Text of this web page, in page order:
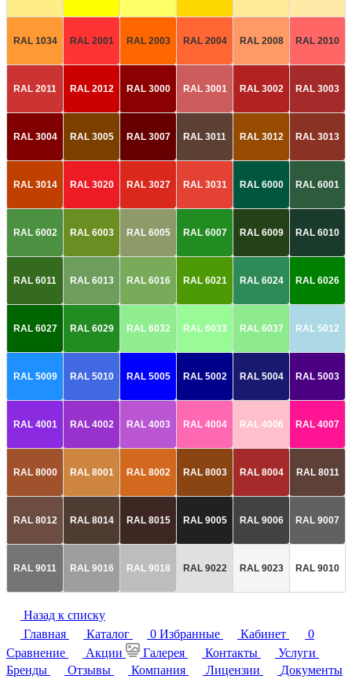
RAL 1034 RAL 2001 RAL 2003 RAL 2004 RAL 2008 RAL 2010
RAL 2011 RAL 2012 RAL 3000 RAL 3001 RAL 3002 RAL 3003
RAL 3004 RAL 3005 RAL 3007 RAL 3011 RAL 3012 RAL 3013
RAL 3014 RAL 3020 RAL 3027 RAL 3031 RAL 6000 RAL 6001
RAL 6002 RAL 6003 RAL 6005 RAL 6007 RAL 6009 RAL 6010
RAL 6011 RAL 6013 RAL 6016 RAL 6021 RAL 6024 RAL 6026
RAL 6027 RAL 6029 RAL 6032 RAL 6033 RAL 6037 RAL 5012
RAL 5009 RAL 5010 RAL 5005 RAL 5002 RAL 5004 RAL 5003
RAL 4001 RAL 4002 RAL 4003 RAL 4004 RAL 4006 RAL 4007
RAL 8000 RAL 8001 RAL 8002 RAL 8003 RAL 8004 RAL 8011
RAL 8012 RAL 8014 RAL 8015 RAL 9005 RAL 9006 RAL 9007
RAL 9011 RAL 9016 RAL 9018 RAL 9022 RAL 9023 RAL 9010
Назад к списку
Главная
Каталог 0 Избранные Кабинет
0
Сравнение
Акции Галерея Контакты
Услуги
Бренды
Отзывы Компания Лицензии
Документы